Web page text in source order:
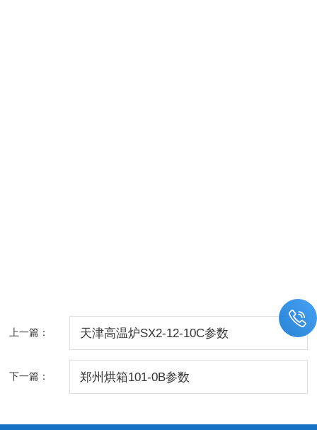
上一篇： 天津高温炉SX2-12-10C参数
下一篇： 郑州烘箱101-0B参数